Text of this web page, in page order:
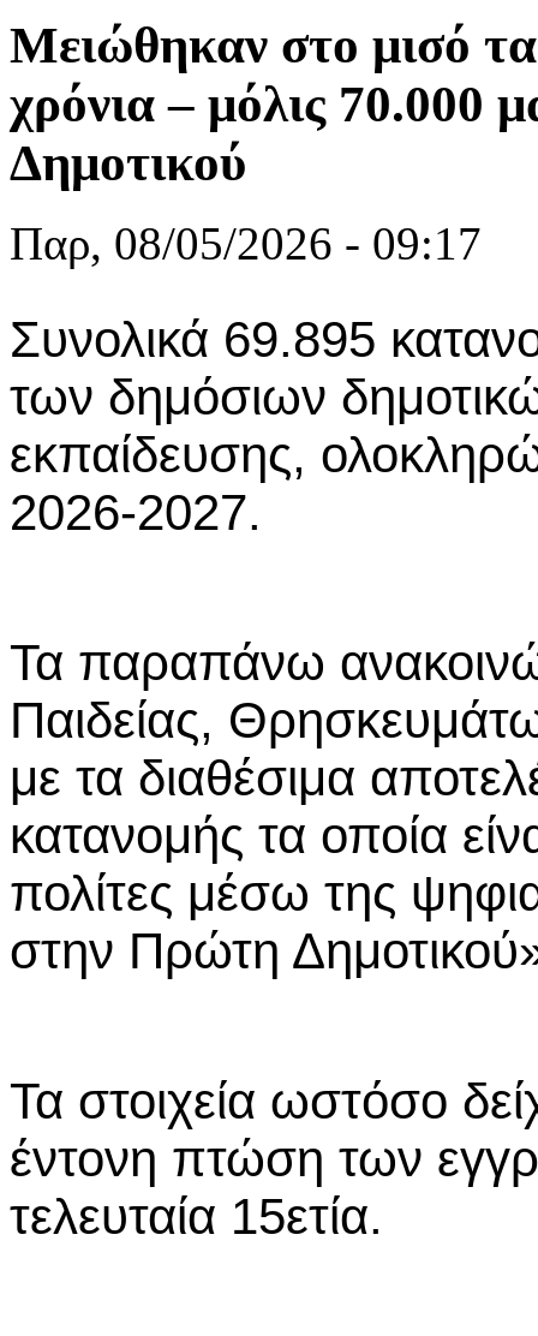
Μειώθηκαν στο μισό
χρόνια – μόλις 70.000
Δημοτικού
Παρ, 08/05/2026 - 09:17
Συνολικά 69.895
των δημόσιων
εκπαίδευσης,
2026-2027.
Τα παραπάνω
Παιδείας,
με τα διαθέσιμα
κατανομής τα οποία
πολίτες μέσω της
στην Πρώτη
Τα στοιχεία ωστόσο
έντονη πτώση των
τελευταία 15ετία.